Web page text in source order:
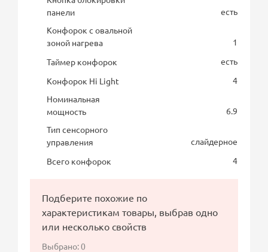
панели
есть
Конфорок с овальной
зоной нагрева
1
Таймер конфорок
есть
Конфорок Hi Light
4
Номинальная
мощность
6.9
Тип сенсорного
управления
слайдерное
Всего конфорок
4
Подберите похожие по
характеристикам товары, выбрав одно
или несколько свойств
Выбрано:0